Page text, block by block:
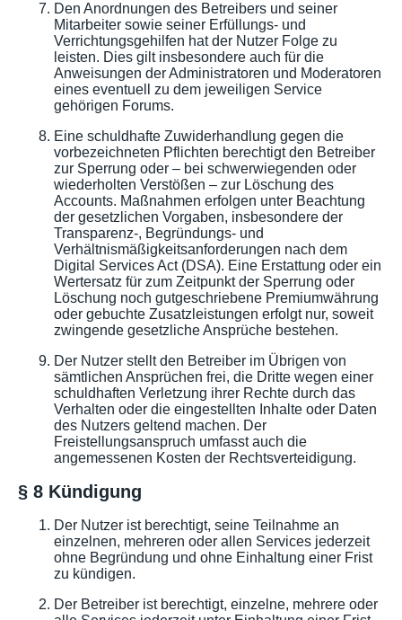
Den Anordnungen des Betreibers und seiner
Mitarbeiter sowie seiner Erfüllungs- und
Verrichtungsgehilfen hat der Nutzer Folge zu
leisten. Dies gilt insbesondere auch für die
Anweisungen der Administratoren und Moderatoren
eines eventuell zu dem jeweiligen Service
gehörigen Forums.
Eine schuldhafte Zuwiderhandlung gegen die
vorbezeichneten Pflichten berechtigt den Betreiber
zur Sperrung oder – bei schwerwiegenden oder
wiederholten Verstößen – zur Löschung des
Accounts. Maßnahmen erfolgen unter Beachtung
der gesetzlichen Vorgaben, insbesondere der
Transparenz-, Begründungs- und
Verhältnismäßigkeitsanforderungen nach dem
Digital Services Act (DSA). Eine Erstattung oder ein
Wertersatz für zum Zeitpunkt der Sperrung oder
Löschung noch gutgeschriebene Premiumwährung
oder gebuchte Zusatzleistungen erfolgt nur, soweit
zwingende gesetzliche Ansprüche bestehen.
Der Nutzer stellt den Betreiber im Übrigen von
sämtlichen Ansprüchen frei, die Dritte wegen einer
schuldhaften Verletzung ihrer Rechte durch das
Verhalten oder die eingestellten Inhalte oder Daten
des Nutzers geltend machen. Der
Freistellungsanspruch umfasst auch die
angemessenen Kosten der Rechtsverteidigung.
§ 8 Kündigung
Der Nutzer ist berechtigt, seine Teilnahme an
einzelnen, mehreren oder allen Services jederzeit
ohne Begründung und ohne Einhaltung einer Frist
zu kündigen.
Der Betreiber ist berechtigt, einzelne, mehrere oder